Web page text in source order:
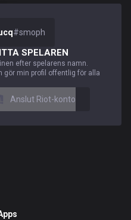
#smoph
SPELAREN
efter spelarens namn.
min profil offentlig för alla
Anslut Riot-konto